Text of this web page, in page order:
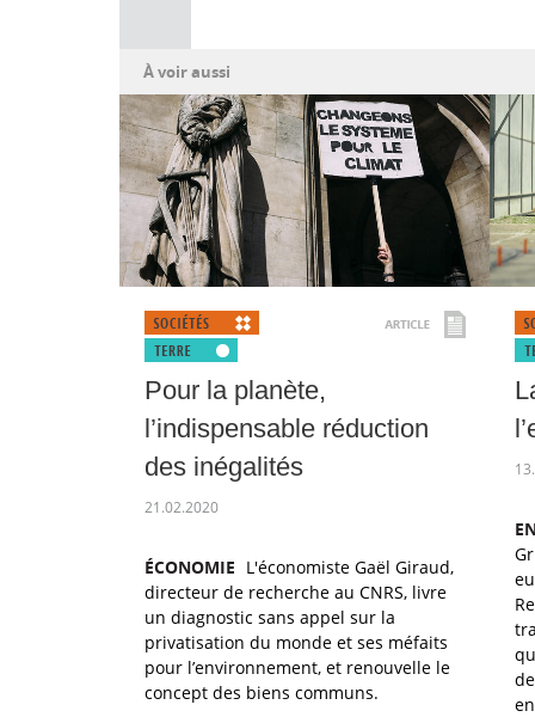
À voir aussi
Pour la planète,
l’indispensable réduction
des inégalités
21.02.2020
ÉCONOMIE L'économiste Gaël Giraud,
directeur de recherche au CNRS, livre
un diagnostic sans appel sur la
privatisation du monde et ses méfaits
pour l’environnement, et renouvelle le
concept des biens communs.